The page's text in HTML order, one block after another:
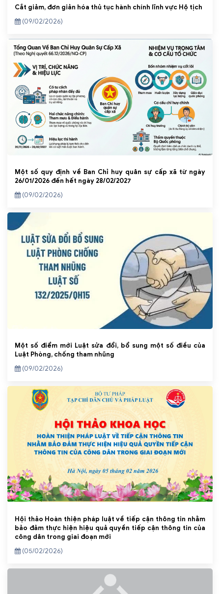
Cắt giảm, đơn giản hóa thủ tục hành chính lĩnh vực Hộ tịch
(09/02/2026)
Một số quy định về Ban Chỉ huy quân sự cấp xã từ ngày
26/01/2026 đến hết ngày 28/02/2027
(09/02/2026)
Một số điểm mới Luật sửa đổi, bổ sung một số điều của
Luật Phòng, chống tham nhũng
(09/02/2026)
Hội thảo Hoàn thiện pháp luật về tiếp cận thông tin nhằm
bảo đảm thực hiện hiệu quả quyền tiếp cận thông tin của
công dân trong giai đoạn mới
(05/02/2026)